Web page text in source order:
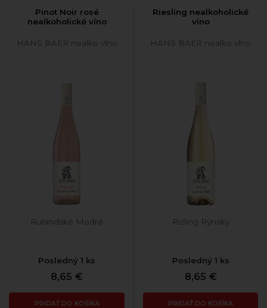
Pinot Noir rosé
nealkoholické víno
HANS BAER nealko víno
Rulandské Modré
Posledný 1 ks
8,65 €
PRIDAŤ DO KOŠÍKA
Riesling nealkoholické
víno
HANS BAER nealko víno
Rizling Rýnsky
Posledný 1 ks
8,65 €
PRIDAŤ DO KOŠÍKA